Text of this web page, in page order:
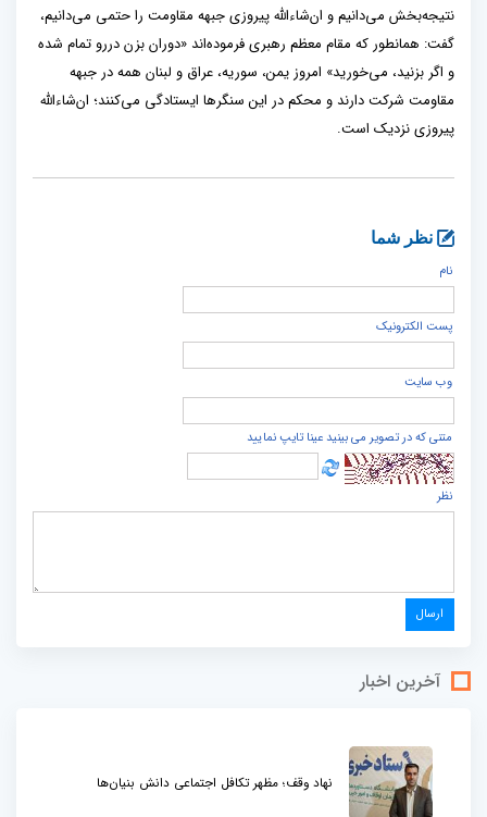
نتیجه‌بخش می‌دانیم و ان‌شاءالله پیروزی جبهه مقاومت را حتمی می‌دانیم،
گفت: همانطور که مقام معظم رهبری فرموده‌اند «دوران بزن دررو تمام شده
و اگر بزنید‌، می‌خورید» امروز یمن، سوریه، عراق و لبنان همه در جبهه
مقاومت شرکت دارند و محکم در این سنگرها ایستادگی می‌کنند؛ ان‌شاءالله
پیروزی نزدیک است.
نظر شما
نام
پست الكترونيک
وب سایت
متنی که در تصویر می بینید عینا تایپ نمایید
نظر
آخرین اخبار
نهاد وقف؛ مظهر تکافل اجتماعی دانش بنیان‌ها